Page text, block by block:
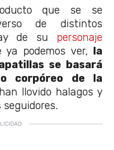
que se se
de distintos
de su personaje
podemos ver, la
se basará
corpóreo de la
llovido halagos y